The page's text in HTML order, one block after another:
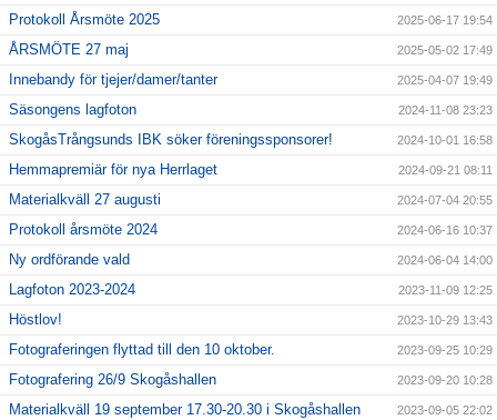
Protokoll Årsmöte 2025 2025-06-17 19:54
ÅRSMÖTE 27 maj 2025-05-02 17:49
Innebandy för tjejer/damer/tanter 2025-04-07 19:49
Säsongens lagfoton 2024-11-08 23:23
SkogåsTrångsunds IBK söker föreningssponsorer! 2024-10-01 16:58
Hemmapremiär för nya Herrlaget 2024-09-21 08:11
Materialkväll 27 augusti 2024-07-04 20:55
Protokoll årsmöte 2024 2024-06-16 10:37
Ny ordförande vald 2024-06-04 14:00
Lagfoton 2023-2024 2023-11-09 12:25
Höstlov! 2023-10-29 13:43
Fotograferingen flyttad till den 10 oktober. 2023-09-25 10:29
Fotografering 26/9 Skogåshallen 2023-09-20 10:28
Materialkväll 19 september 17.30-20.30 i Skogåshallen 2023-09-05 22:02